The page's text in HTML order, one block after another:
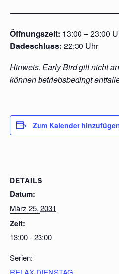
Öffnungszeit: 13:00 – 23:00
Badeschluss: 22:30 Uhr
Hinweis: Early Bird gilt nicht
können betriebsbedingt
Zum Kalender hinzufügen
DETAILS
Datum:
März 25, 2031
Zeit:
13:00 - 23:00
Serien:
RELAX-DIENSTAG